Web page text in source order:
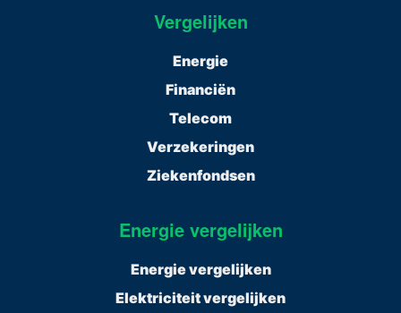
Vergelijken
Energie
Financiën
Telecom
Verzekeringen
Ziekenfondsen
Energie vergelijken
Energie vergelijken
Elektriciteit vergelijken